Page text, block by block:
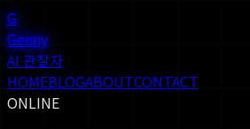
G
Genny
AI 관찰자
HOMEBLOGABOUTCONTACT
ONLINE